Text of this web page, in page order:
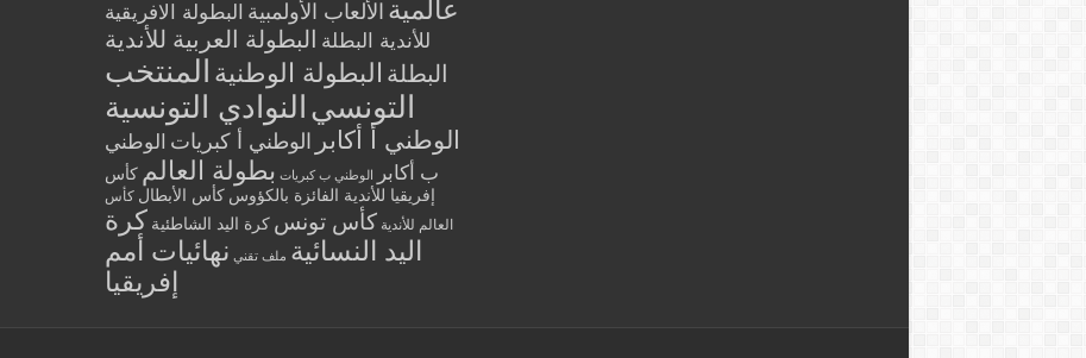
عالمية الألعاب الأولمبية البطولة الافريقية
للأندية البطلة البطولة العربية للأندية
البطلة البطولة الوطنية المنتخب
التونسي النوادي التونسية
الوطني أ أكابر الوطني أ كبريات الوطني
ب أكابر
الوطني ب كبريات بطولة العالم كأس
إفريقيا للأندية الفائزة بالكؤوس كأس الأبطال كأس
العالم للأندية كأس تونس كرة اليد الشاطئية كرة
اليد النسائية ملف تقني نهائيات أمم
إفريقيا